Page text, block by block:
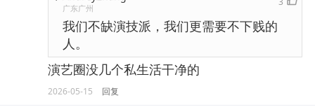
广东广州
我们不缺演技派，我们更需要不下贱的
人。
演艺圈没几个私生活干净的
2026-05-15 回复